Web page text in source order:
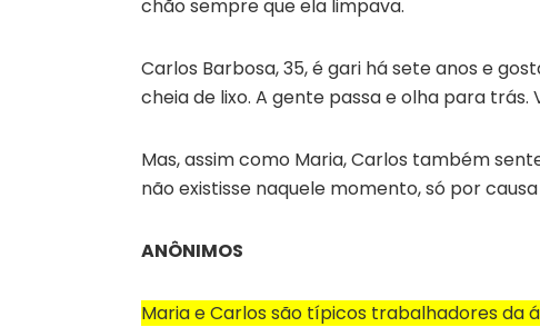
chão sempre que ela limpava.
Carlos Barbosa, 35, é gari há sete anos e
cheia de lixo. A gente passa e olha para trás.
Mas, assim como Maria, Carlos também
não existisse naquele momento, só por
ANÔNIMOS
Maria e Carlos são típicos trabalhadores da